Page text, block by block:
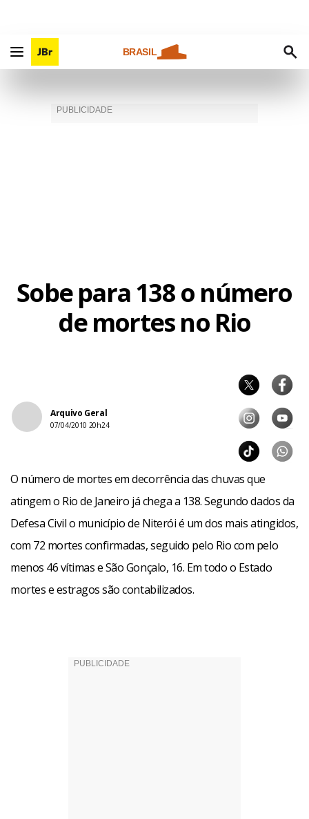
BRASIL
Sobe para 138 o número
de mortes no Rio
Arquivo Geral
07/04/2010 20h24
O número de mortes em decorrência das chuvas que
atingem o Rio de Janeiro já chega a 138. Segundo dados da
Defesa Civil o município de Niterói é um dos mais atingidos,
com 72 mortes confirmadas, seguido pelo Rio com pelo
menos 46 vítimas e São Gonçalo, 16. Em todo o Estado
mortes e estragos são contabilizados.